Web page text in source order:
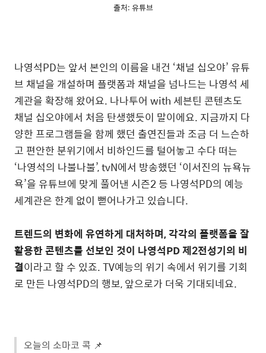
출처: 유튜브
나영석PD는 앞서 본인의 이름을 내건 ‘채널 십오야’ 유튜
브 채널을 개설하며 플랫폼과 채널을 넘나드는 나영석 세
계관을 확장해 왔어요. 나나투어 with 세븐틴 콘텐츠도
채널 십오야에서 처음 탄생했듯이 말이에요. 지금까지 다
양한 프로그램들을 함께 했던 출연진들과 조금 더 느슨하
고 편안한 분위기에서 비하인드를 털어놓고 수다 떠는
‘나영석의 나불나불’, tvN에서 방송했던 ‘이서진의 뉴욕뉴
욕’을 유튜브에 맞게 풀어낸 시즌2 등 나영석PD의 예능
세계관은 한계 없이 뻗어나가고 있습니다.
트렌드의 변화에 유연하게 대처하며, 각각의 플랫폼을 잘
활용한 콘텐츠를 선보인 것이 나영석PD 제2전성기의 비
결이라고 할 수 있죠. TV예능의 위기 속에서 위기를 기회
로 만든 나영석PD의 행보, 앞으로가 더욱 기대되네요.
오늘의 소마코 콕 📌